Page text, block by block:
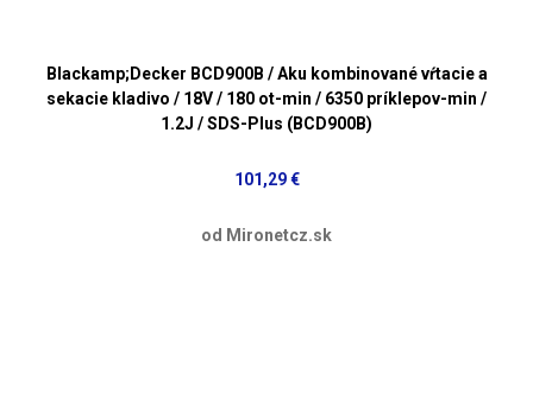
Blackamp;Decker BCD900B / Aku kombinované vŕtacie a
sekacie kladivo / 18V / 180 ot-min / 6350 príklepov-min /
1.2J / SDS-Plus (BCD900B)
101,29 €
od Mironetcz.sk